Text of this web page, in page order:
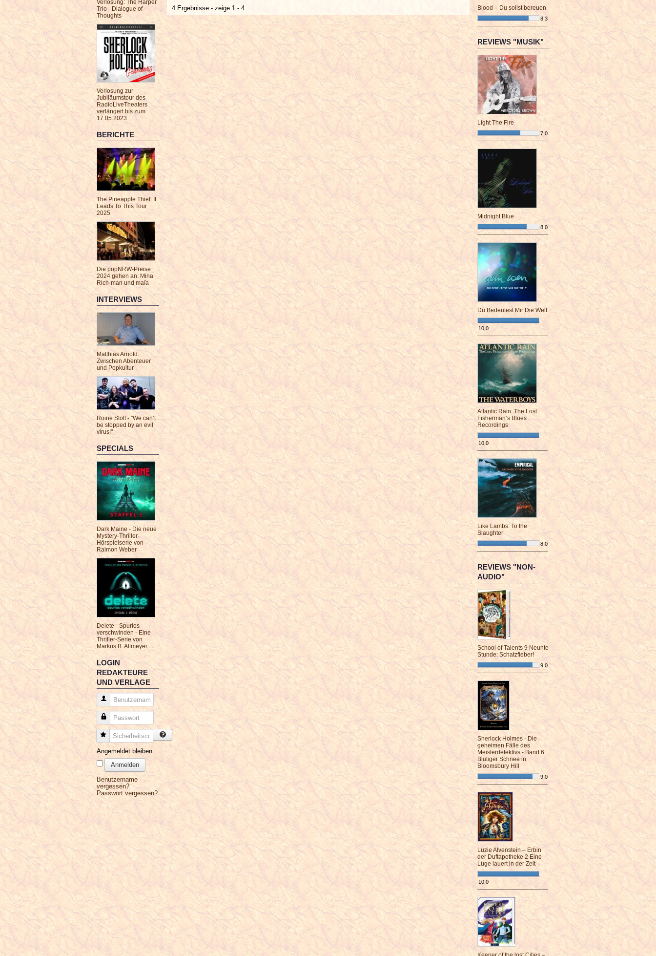
Verlosung: The Harper
Trio - Dialogue of
Thoughts
Verlosung zur
Jubiläumstour des
RadioLiveTheaters
verlängert bis zum
17.05.2023
BERICHTE
The Pineapple Thief: It
Leads To This Tour
2025
Die popNRW-Preise
2024 gehen an: Mina
Rich-man und maïa
INTERVIEWS
Matthias Arnold:
Zwischen Abenteuer
und Popkultur
Roine Stolt - "We can’t
be stopped by an evil
virus!"
SPECIALS
Dark Maine - Die neue
Mystery-Thriller-
Hörspielserie von
Raimon Weber
Delete - Spurlos
verschwinden - Eine
Thriller-Serie von
Markus B. Altmeyer
LOGIN
REDAKTEURE
UND VERLAGE
Benutzername
Passwort
Sicherheitscode
Angemeldet bleiben
Anmelden
Benutzername
vergessen?
Passwort vergessen?
4 Ergebnisse - zeige 1 - 4 Blood – Du sollst bereuen
8,3
¯¯¯¯¯¯¯¯¯¯¯¯¯¯¯¯¯¯¯¯¯¯¯¯
REVIEWS "MUSIK"
Light The Fire
7,0
¯¯¯¯¯¯¯¯¯¯¯¯¯¯¯¯¯¯¯¯¯¯¯¯
Midnight Blue
8,0
¯¯¯¯¯¯¯¯¯¯¯¯¯¯¯¯¯¯¯¯¯¯¯¯
Du Bedeutest Mir Die Welt
10,0
¯¯¯¯¯¯¯¯¯¯¯¯¯¯¯¯¯¯¯¯¯¯¯¯
Atlantic Rain: The Lost
Fisherman’s Blues
Recordings
10,0
¯¯¯¯¯¯¯¯¯¯¯¯¯¯¯¯¯¯¯¯¯¯¯¯
Like Lambs: To the
Slaughter
8,0
¯¯¯¯¯¯¯¯¯¯¯¯¯¯¯¯¯¯¯¯¯¯¯¯
REVIEWS "NON-
AUDIO"
School of Talents 9 Neunte
Stunde: Schatzfieber!
9,0
¯¯¯¯¯¯¯¯¯¯¯¯¯¯¯¯¯¯¯¯¯¯¯¯
Sherlock Holmes - Die
geheimen Fälle des
Meisterdetektivs - Band 6:
Blutiger Schnee in
Bloomsbury Hill
9,0
¯¯¯¯¯¯¯¯¯¯¯¯¯¯¯¯¯¯¯¯¯¯¯¯
Luzie Alvenstein – Erbin
der Duftapotheke 2 Eine
Lüge lauert in der Zeit
10,0
¯¯¯¯¯¯¯¯¯¯¯¯¯¯¯¯¯¯¯¯¯¯¯¯